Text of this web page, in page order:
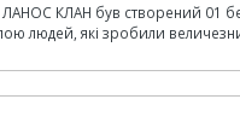
ЛАНОС КЛАН був створений 01
людей, які зробили